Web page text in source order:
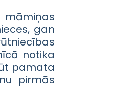
gan
notika
pamata
pirmās